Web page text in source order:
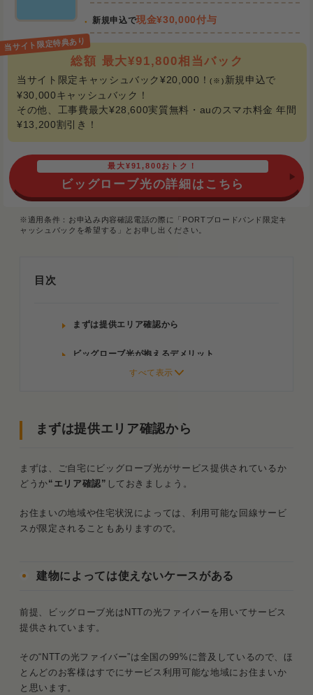
新規申込で現金¥30,000付与
総額 最大¥91,800相当バック
当サイト限定キャッシュバック¥20,000！(※) 新規申込で
¥30,000キャッシュバック！
その他、工事費最大¥28,600実質無料・auのスマホ料金 年間
¥13,200割引き！
最大¥91,800おトク！
ビッグローブ光の詳細はこちら
※適用条件：お申込み内容確認電話の際に「PORTブロードバンド限定キ
ャッシュバックを希望する」とお申し出ください。
目次
まずは提供エリア確認から
ビッグローブ光が抱えるデメリット
まずは提供エリア確認から
まずは、ご自宅にビッグローブ光がサービス提供されているか
どうか“エリア確認” しておきましょう。
お住まいの地域や住宅状況によっては、利用可能な回線サービ
スが限定されることもありますので。
建物によっては使えないケースがある
前提、ビッグローブ光はNTTの光ファイバーを用いてサービス
提供されています。
その“NTTの光ファイバー”は全国の99%に普及しているので、ほ
とんどのお客様はすでにサービス利用可能な地域にお住まいか
と思います。